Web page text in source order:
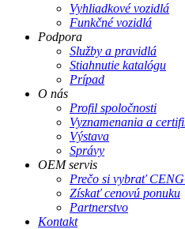
Vyhliadkové vozidlá
Funkčné vozidlá
Podpora
Služby a pravidlá
Stiahnutie katalógu
Prípad
O nás
Profil spoločnosti
Vyznamenania a
Výstava
Správy
OEM servis
Prečo si vybrať
Získať cenovú ponuku
Partnerstvo
Kontakt